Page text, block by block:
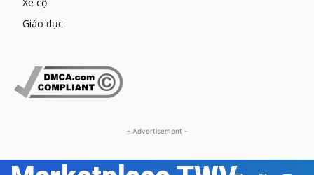
Xe cộ
Giáo dục
- Advertisement -